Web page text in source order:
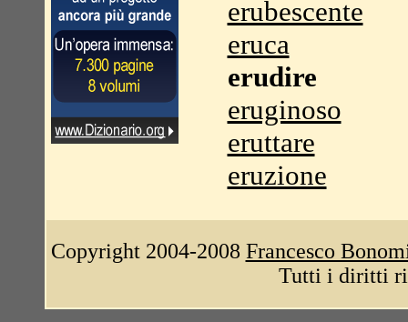
erubescente
eruca
erudire
eruginoso
eruttare
eruzione
Copyright 2004-2008 Francesco
Tutti i diritti